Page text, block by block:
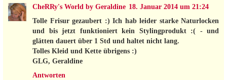
CheRRy's World by Geraldine 18. Januar 2014 um 21:24
Tolle Frisur gezaubert :) Ich hab leider starke Naturlocken
und bis jetzt funktioniert kein Stylingprodukt :( - und
glätten dauert über 1 Std und haltet nicht lang.
Tolles Kleid und Kette übrigens :)
GLG, Geraldine
Antworten